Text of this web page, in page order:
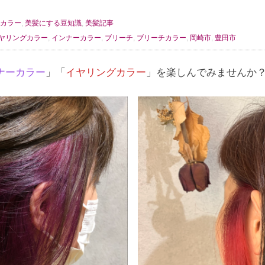
ラー, 美髪にする豆知識, 美髪記事
リングカラー, インナーカラー, ブリーチ, ブリーチカラー, 岡崎市, 豊田市
ーカラー 」「 イヤリングカラー 」を楽しんでみませんか